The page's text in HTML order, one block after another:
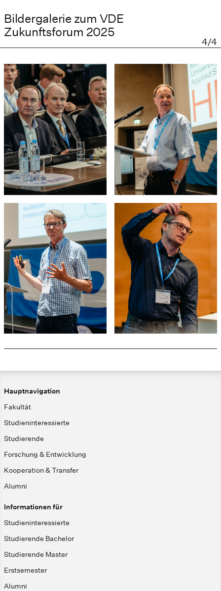
Bildergalerie zum VDE
Zukunftsforum 2025
4/4
Hauptnavigation
Fakultät
Studieninteressierte
Studierende
Forschung & Entwicklung
Kooperation & Transfer
Alumni
Informationen für
Studieninteressierte
Studierende Bachelor
Studierende Master
Erstsemester
Alumni